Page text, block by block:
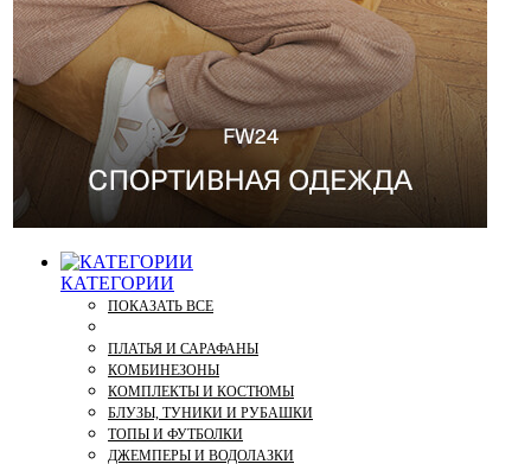
КАТЕГОРИИ
ПОКАЗАТЬ ВСЕ
ПЛАТЬЯ И САРАФАНЫ
КОМБИНЕЗОНЫ
КОМПЛЕКТЫ И КОСТЮМЫ
БЛУЗЫ, ТУНИКИ И РУБАШКИ
ТОПЫ И ФУТБОЛКИ
ДЖЕМПЕРЫ И ВОДОЛАЗКИ